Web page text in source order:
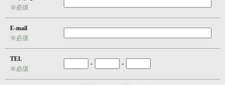
※必須
E-mail
※必須
TEL
※必須
- -